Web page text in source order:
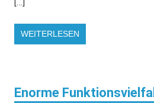
WEITERLESEN
Enorme